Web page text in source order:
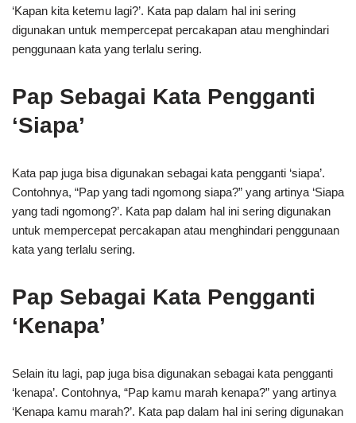
‘Kapan kita ketemu lagi?’. Kata pap dalam hal ini sering
digunakan untuk mempercepat percakapan atau menghindari
penggunaan kata yang terlalu sering.
Pap Sebagai Kata Pengganti
‘Siapa’
Kata pap juga bisa digunakan sebagai kata pengganti ‘siapa’.
Contohnya, “Pap yang tadi ngomong siapa?” yang artinya ‘Siapa
yang tadi ngomong?’. Kata pap dalam hal ini sering digunakan
untuk mempercepat percakapan atau menghindari penggunaan
kata yang terlalu sering.
Pap Sebagai Kata Pengganti
‘Kenapa’
Selain itu lagi, pap juga bisa digunakan sebagai kata pengganti
‘kenapa’. Contohnya, “Pap kamu marah kenapa?” yang artinya
‘Kenapa kamu marah?’. Kata pap dalam hal ini sering digunakan